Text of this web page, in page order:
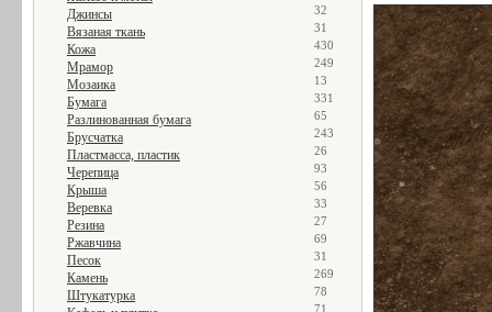
Джинсы 32
Вязаная ткань 31
Кожа 430
Мрамор 249
Мозаика 13
Бумага 331
Разлинованная бумага 65
Брусчатка 243
Пластмасса, пластик 26
Черепица 93
Крыша 56
Веревка 33
Резина 27
Ржавчина 69
Песок 31
Камень 269
Штукатурка 78
71